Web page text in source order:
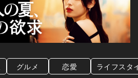
グルメ 恋愛 ライフスタ